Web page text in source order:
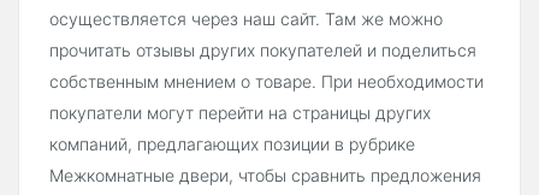
осуществляется через наш сайт. Там же можно
прочитать отзывы других покупателей и поделиться
собственным мнением о товаре. При необходимости
покупатели могут перейти на страницы других
компаний, предлагающих позиции в рубрике
Межкомнатные двери, чтобы сравнить предложения